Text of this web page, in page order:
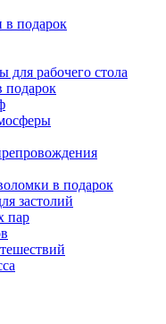
в подарок
для рабочего стола
подарок
в подарок
застолий
пар